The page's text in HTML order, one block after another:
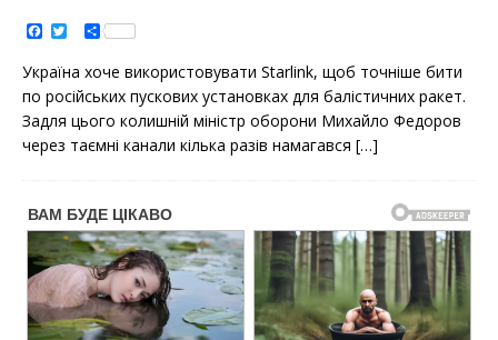
a
e
b
o
o
k
t
t
e
r
S
h
r
e
Україна хоче використовувати Starlink, щоб точніше бити
по російських пускових установках для балістичних ракет.
Задля цього колишній міністр оборони Михайло Федоров
через таємні канали кілька разів намагався […]